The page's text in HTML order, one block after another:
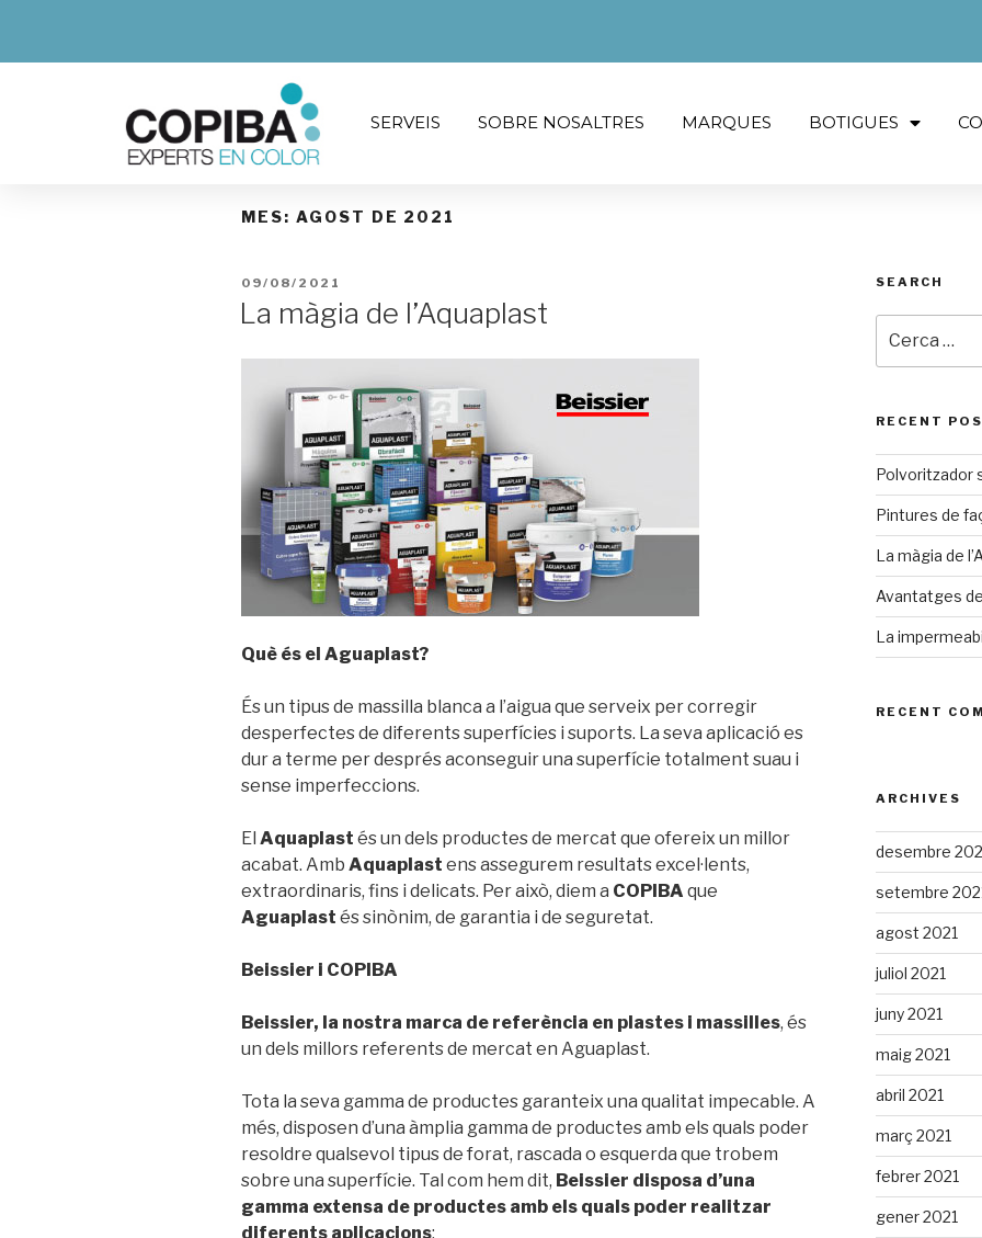
SERVEIS SOBRE NOSALTRES MARQUES BOTIGUES
MES: AGOST DE 2021
09/08/2021
La màgia de l’Aquaplast
Què és el Aguaplast?
És un tipus de massilla blanca a l’aigua que serveix per corregir
desperfectes de diferents superfícies i suports. La seva aplicació es
dur a terme per després aconseguir una superfície totalment suau i
sense imperfeccions.
El Aquaplast és un dels productes de mercat que ofereix un millor
acabat. Amb Aquaplast ens assegurem resultats excel·lents,
extraordinaris, fins i delicats. Per això, diem a COPIBA que
Aguaplast és sinònim, de garantia i de seguretat.
Beissier i COPIBA
Beissier, la nostra marca de referència en plastes i massilles, és
un dels millors referents de mercat en Aguaplast.
Tota la seva gamma de productes garanteix una qualitat impecable. A
més, disposen d’una àmplia gamma de productes amb els quals poder
resoldre qualsevol tipus de forat, rascada o esquerda que trobem
sobre una superfície. Tal com hem dit, Beissier disposa d’una
gamma extensa de productes amb els quals poder realitzar
diferents aplicacions:
SEARCH
RECENT
Polvoritzador
Pintures de
La màgia de
Avantatges
La
RECENT
ARCHIVES
desembre
setembre
agost 2021
juliol 2021
juny 2021
maig 2021
abril 2021
març 2021
febrer 2021
gener 2021